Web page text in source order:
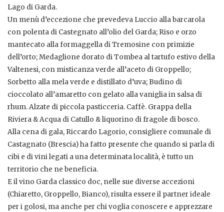
Lago di Garda.
Un menù d’eccezione che prevedeva Luccio alla barcarola
con polenta di Castegnato all’olio del Garda; Riso e orzo
mantecato alla formaggella di Tremosine con primizie
dell’orto; Medaglione dorato di Tombea al tartufo estivo della
Valtenesi, con misticanza verde all’aceto di Groppello;
Sorbetto alla mela verde e distillato d’uva; Budino di
cioccolato all’amaretto con gelato alla vaniglia in salsa di
rhum. Alzate di piccola pasticceria. Caffè. Grappa della
Riviera & Acqua di Catullo & liquorino di fragole di bosco.
Alla cena di gala, Riccardo Lagorio, consigliere comunale di
Castagnato (Brescia) ha fatto presente che quando si parla di
cibi e di vini legati a una determinata località, è tutto un
territorio che ne beneficia.
E il vino Garda classico doc, nelle sue diverse accezioni
(Chiaretto, Groppello, Bianco), risulta essere il partner ideale
per i golosi, ma anche per chi voglia conoscere e apprezzare